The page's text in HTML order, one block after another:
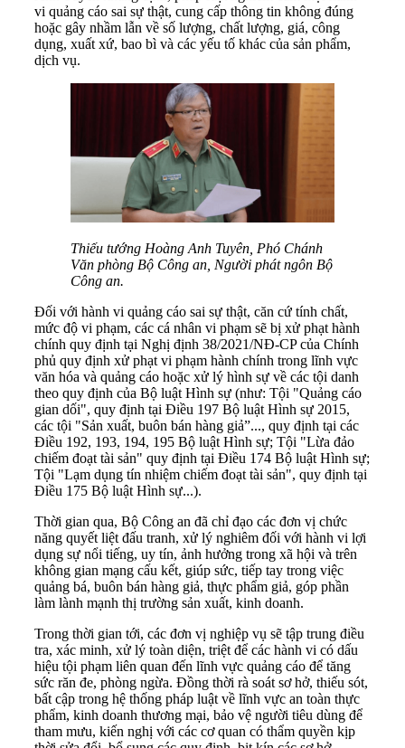
vi quảng cáo sai sự thật, cung cấp thông tin không đúng
hoặc gây nhầm lẫn về số lượng, chất lượng, giá, công
dụng, xuất xứ, bao bì và các yếu tố khác của sản phẩm,
dịch vụ.
Thiếu tướng Hoàng Anh Tuyên, Phó Chánh
Văn phòng Bộ Công an, Người phát ngôn Bộ
Công an.
Đối với hành vi quảng cáo sai sự thật, căn cứ tính chất,
mức độ vi phạm, các cá nhân vi phạm sẽ bị xử phạt hành
chính quy định tại Nghị định 38/2021/NĐ-CP của Chính
phủ quy định xử phạt vi phạm hành chính trong lĩnh vực
văn hóa và quảng cáo hoặc xử lý hình sự về các tội danh
theo quy định của Bộ luật Hình sự (như: Tội "Quảng cáo
gian dối", quy định tại Điều 197 Bộ luật Hình sự 2015,
các tội "Sản xuất, buôn bán hàng giả”..., quy định tại các
Điều 192, 193, 194, 195 Bộ luật Hình sự; Tội "Lừa đảo
chiếm đoạt tài sản" quy định tại Điều 174 Bộ luật Hình sự;
Tội "Lạm dụng tín nhiệm chiếm đoạt tài sản", quy định tại
Điều 175 Bộ luật Hình sự...).
Thời gian qua, Bộ Công an đã chỉ đạo các đơn vị chức
năng quyết liệt đấu tranh, xử lý nghiêm đối với hành vi lợi
dụng sự nổi tiếng, uy tín, ảnh hưởng trong xã hội và trên
không gian mạng cấu kết, giúp sức, tiếp tay trong việc
quảng bá, buôn bán hàng giả, thực phẩm giả, góp phần
làm lành mạnh thị trường sản xuất, kinh doanh.
Trong thời gian tới, các đơn vị nghiệp vụ sẽ tập trung điều
tra, xác minh, xử lý toàn diện, triệt để các hành vi có dấu
hiệu tội phạm liên quan đến lĩnh vực quảng cáo để tăng
sức răn đe, phòng ngừa. Đồng thời rà soát sơ hở, thiếu sót,
bất cập trong hệ thống pháp luật về lĩnh vực an toàn thực
phẩm, kinh doanh thương mại, bảo vệ người tiêu dùng để
tham mưu, kiến nghị với các cơ quan có thẩm quyền kịp